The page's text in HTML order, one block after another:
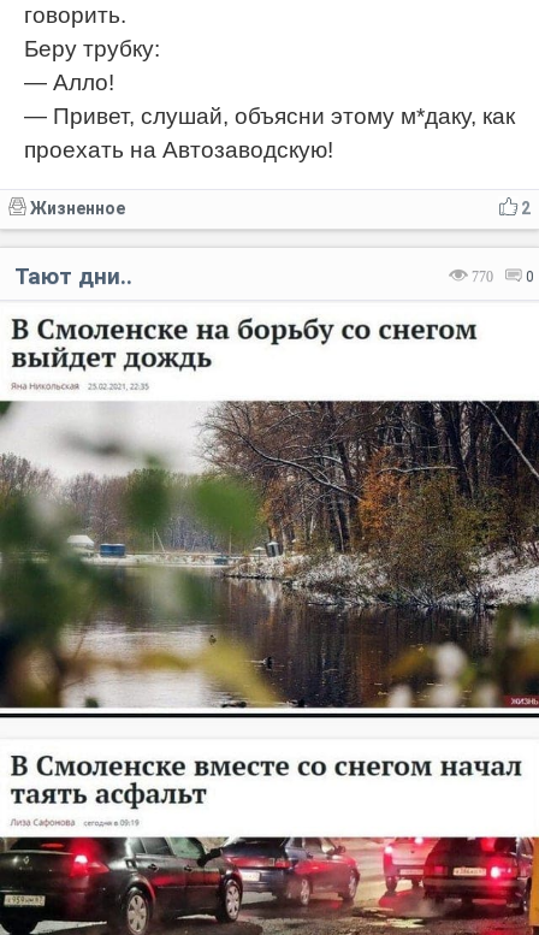
говорить.
Беру трубку:
— Алло!
— Привет, слушай, объясни этому м*даку, как
проехать на Автозаводскую!
2
Жизненное
770 0
Тают дни..